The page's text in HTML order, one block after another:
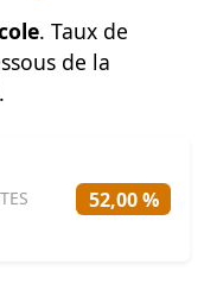
. Taux de
de la
52,00 %